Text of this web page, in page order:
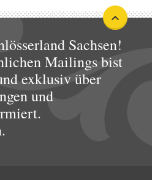
Sachsen!
Mailings bist
exklusiv über
und